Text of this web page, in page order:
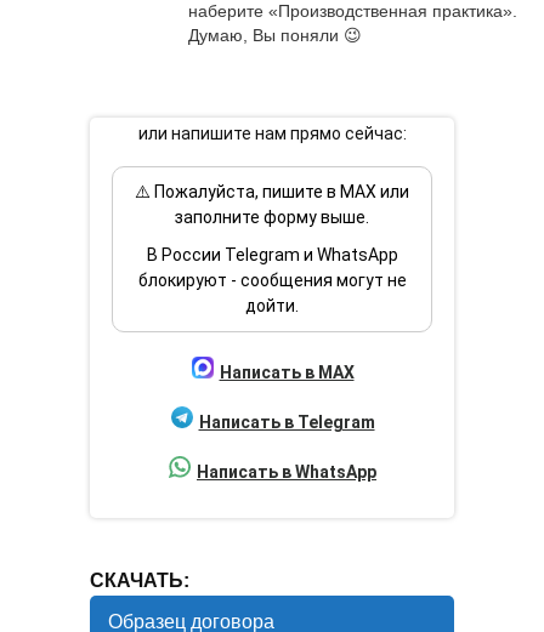
наберите «Производственная практика».
Думаю, Вы поняли 😉
или напишите нам прямо сейчас:
⚠️ Пожалуйста, пишите в MAX или
заполните форму выше.
В России Telegram и WhatsApp
блокируют - сообщения могут не
дойти.
Написать в MAX
Написать в Telegram
Написать в WhatsApp
СКАЧАТЬ:
Образец договора